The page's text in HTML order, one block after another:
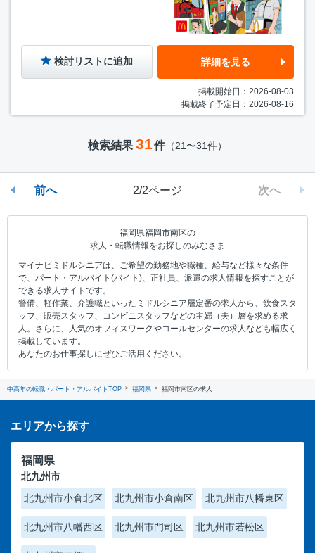
検討リストに追加 詳細を見る
掲載開始日：2026-08-03
掲載終了予定日：2026-08-16
検索結果 31件（21〜31件）
前へ 2/2ページ 次へ
福岡県福岡市南区の
求人・転職情報をお探しのみなさま
マイナビミドルシニアは、ご希望の勤務地や職種、給与など様々な条件
で、パート・アルバイト(バイト)、正社員、派遣の求人情報を探すことが
できる求人サイトです。
警備、軽作業、介護職といったミドルシニア層定番の求人から、飲食スタ
ッフ、販売スタッフ、コンビニスタッフなどの主婦（夫）層を求める求
人。さらに、人気のオフィスワークやコールセンターの求人なども幅広く
掲載しています。
あなたのお仕事探しにぜひご活用ください。
中高年の転職・パート・アルバイトTOP 福岡県 福岡市南区の求人
エリアから探す
福岡県
北九州市
北九州市小倉北区
北九州市小倉南区 北九州市八幡東区
北九州市八幡西区 北九州市門司区 北九州市若松区